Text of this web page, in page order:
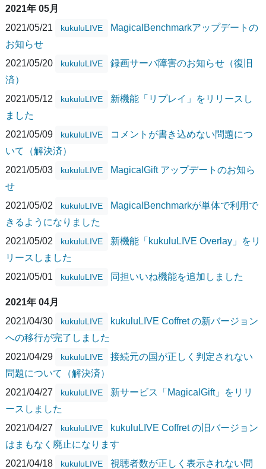
2021年 05月
2021/05/21
kukuluLIVE
MagicalBenchmarkアップデートの
お知らせ
2021/05/20
kukuluLIVE
録画サーバ障害のお知らせ（復旧
済）
2021/05/12
kukuluLIVE
新機能「リプレイ」をリリースし
ました
2021/05/09
kukuluLIVE
コメントが書き込めない問題につ
いて（解決済）
2021/05/03
kukuluLIVE
MagicalGift アップデートのお知ら
せ
2021/05/02
kukuluLIVE
MagicalBenchmarkが単体で利用で
きるようになりました
2021/05/02
kukuluLIVE
新機能「kukuluLIVE Overlay」をリ
リースしました
2021/05/01
kukuluLIVE 同担いいね機能を追加しました
2021年 04月
2021/04/30
kukuluLIVE
kukuluLIVE Coffret の新バージョン
への移行が完了しました
2021/04/29
kukuluLIVE
接続元の国が正しく判定されない
問題について（解決済）
2021/04/27
kukuluLIVE
新サービス「MagicalGift」をリリ
ースしました
2021/04/27
kukuluLIVE
kukuluLIVE Coffret の旧バージョン
はまもなく廃止になります
2021/04/18
kukuluLIVE
視聴者数が正しく表示されない問